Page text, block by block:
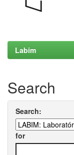
Labim
Search
Search:
for